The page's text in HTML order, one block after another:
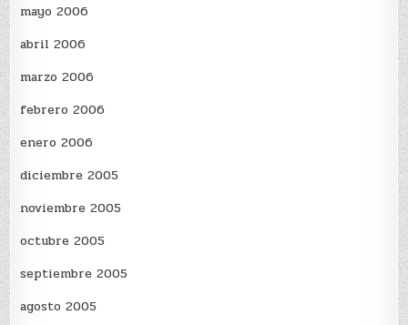
mayo 2006
abril 2006
marzo 2006
febrero 2006
enero 2006
diciembre 2005
noviembre 2005
octubre 2005
septiembre 2005
agosto 2005